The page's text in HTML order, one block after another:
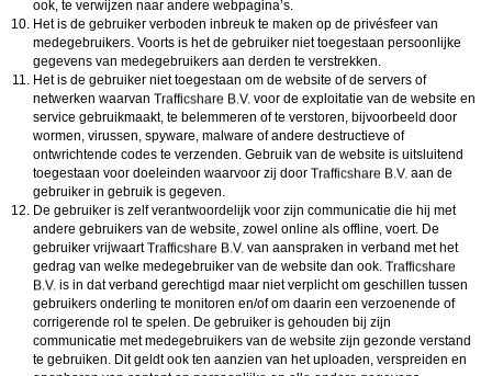
ook, te verwijzen naar andere webpagina’s.
Het is de gebruiker verboden inbreuk te maken op de privésfeer van
medegebruikers. Voorts is het de gebruiker niet toegestaan persoonlijke
gegevens van medegebruikers aan derden te verstrekken.
Het is de gebruiker niet toegestaan om de website of de servers of
netwerken waarvan
voor de exploitatie van de website en
service gebruikmaakt, te belemmeren of te verstoren, bijvoorbeeld door
wormen, virussen, spyware, malware of andere destructieve of
ontwrichtende codes te verzenden. Gebruik van de website is uitsluitend
toegestaan voor doeleinden waarvoor zij door
aan de
gebruiker in gebruik is gegeven.
De gebruiker is zelf verantwoordelijk voor zijn communicatie die hij met
andere gebruikers van de website, zowel online als offline, voert. De
gebruiker vrijwaart
van aanspraken in verband met het
gedrag van welke medegebruiker van de website dan ook.
is in dat verband gerechtigd maar niet verplicht om geschillen tussen
gebruikers onderling te monitoren en/of om daarin een verzoenende of
corrigerende rol te spelen. De gebruiker is gehouden bij zijn
communicatie met medegebruikers van de website zijn gezonde verstand
te gebruiken. Dit geldt ook ten aanzien van het uploaden, verspreiden en